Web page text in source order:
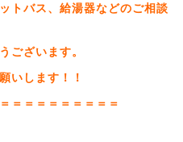
トバス、給湯器などのご相談
ございます。
いします！！
＝＝＝＝＝＝＝＝＝